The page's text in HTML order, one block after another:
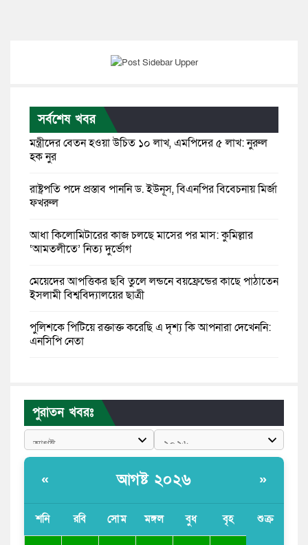
সর্বশেষ খবর
মন্ত্রীদের বেতন হওয়া উচিত ১০ লাখ, এমপিদের ৫ লাখ: নুরুল
হক নুর
রাষ্ট্রপতি পদে প্রস্তাব পাননি ড. ইউনূস, বিএনপির বিবেচনায় মির্জা
ফখরুল
আধা কিলোমিটারের কাজ চলছে মাসের পর মাস: কুমিল্লার
‘আমতলীতে’ নিত্য দুর্ভোগ
মেয়েদের আপত্তিকর ছবি তুলে লন্ডনে বয়ফ্রেন্ডের কাছে পাঠাতেন
ইসলামী বিশ্ববিদ্যালয়ের ছাত্রী
পুলিশকে পিটিয়ে রক্তাক্ত করেছি এ দৃশ্য কি আপনারা দেখেননি:
এনসিপি নেতা
বাংলাদেশী কর্মীদের আকামা নিয়ে বড় সুখবর দিলো সৌদি
সরকার
ভারতের পূর্ব সীমান্তে এখন ‘আরেকটি পাকিস্তান’ গড়ে উঠেছে:
যে ডকুমেন্টারিতে আবু সাঈদের ছবি নেই, সেটা কোনো
পুরাতন খবরঃ
« আগষ্ট ২০২৬ »
শনি রবি সোম মঙ্গল বুধ বৃহ শুক্র